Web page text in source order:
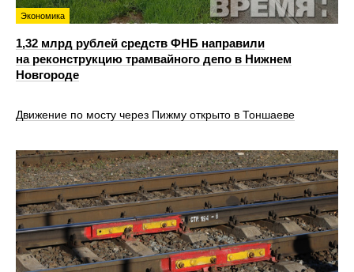
Экономика
1,32 млрд рублей средств ФНБ направили
на реконструкцию трамвайного депо в Нижнем
Новгороде
Движение по мосту через Пижму открыто в Тоншаеве